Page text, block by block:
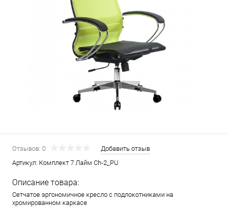
Отзывов: 0
Добавить отзыв
Артикул: Комплект 7 Лайм Ch-2_PU
Описание товара:
Сетчатое эргономичное кресло с подлокотниками на
хромированном каркасе